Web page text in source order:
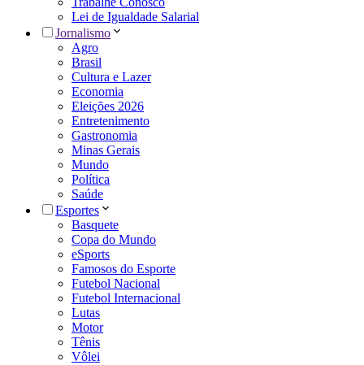
Lei de Igualdade Salarial
Jornalismo
Agro
Brasil
Cultura e Lazer
Economia
Eleições 2026
Entretenimento
Gastronomia
Minas Gerais
Mundo
Política
Saúde
Esportes
Basquete
Copa do Mundo
eSports
Famosos do Esporte
Futebol Nacional
Futebol Internacional
Lutas
Motor
Tênis
Vôlei